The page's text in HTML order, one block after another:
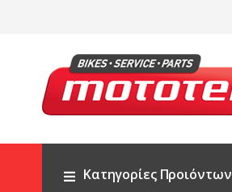
Κατηγορίες Προιόντων